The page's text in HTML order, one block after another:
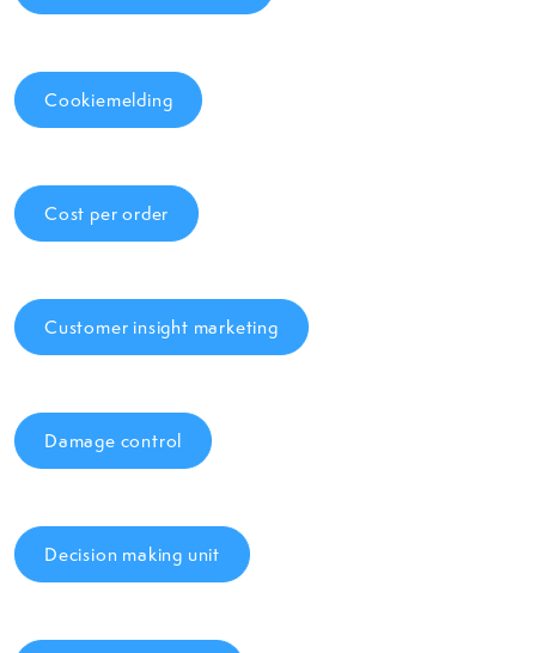
Cookiemelding
Cost per order
Customer insight marketing
Damage control
Decision making unit